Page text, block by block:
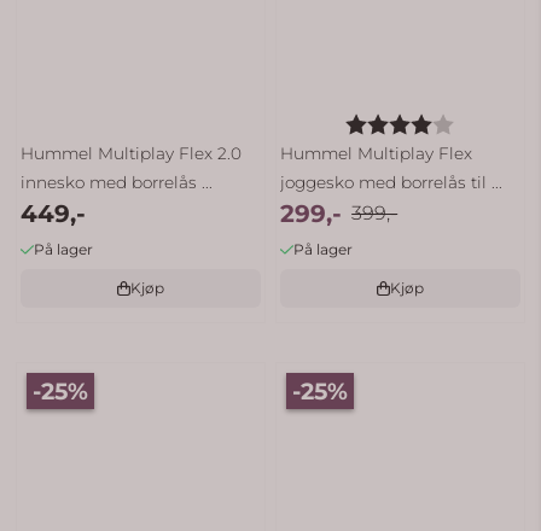
Hummel Multiplay Flex 2.0
innesko med borrelås ...
449,-
På lager
Kjøp
Karakter:
Hummel Multiplay Flex
joggesko med borrelås til ...
299,- 399,-
På lager
Kjøp
-25% -25%